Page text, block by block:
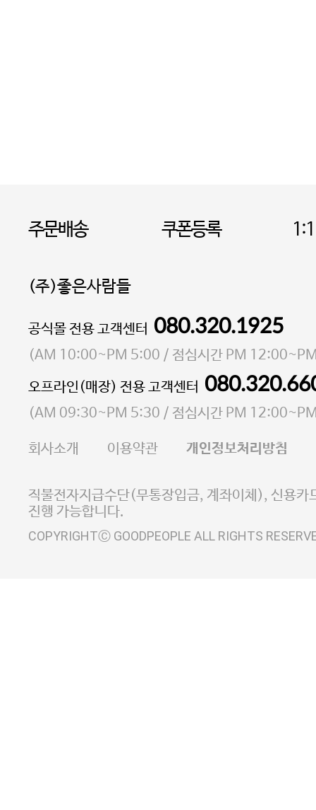
주문배송 쿠폰등록
(주)좋은사람들
대표 이성현,박영환| 개인정보관리책임자 김상현
소재지 서울특별시 마포구 마포대로4다길 41 마포
통신판매업 신고번호 2023-서울마포-3931호
사업자등록번호 105-81-58242
E-MAIL goodpeople@gpin.co.kr
사업자정보확인
이니시스 에스크로 서비
공식몰 전용 고객센터 080.320.1925
(AM 10:00~PM 5:00 / 점심시간 PM
오프라인(매장) 전용 고객센터
(AM 09:30~PM 5:30 / 점심시간 PM
회사소개 이용약관 개인정보처리방침
직불전자지급수단(무통장입금, 계좌이체), 신용카
진행 가능합니다.
COPYRIGHTⒸ GOODPEOPLE ALL RIGHTS